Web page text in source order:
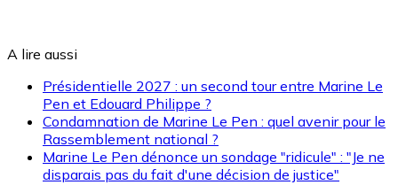
A lire aussi
Présidentielle 2027 : un second tour entre Marine Le
Pen et Edouard Philippe ?
Condamnation de Marine Le Pen : quel avenir pour le
Rassemblement national ?
Marine Le Pen dénonce un sondage "ridicule" : "Je ne
disparais pas du fait d'une décision de justice"